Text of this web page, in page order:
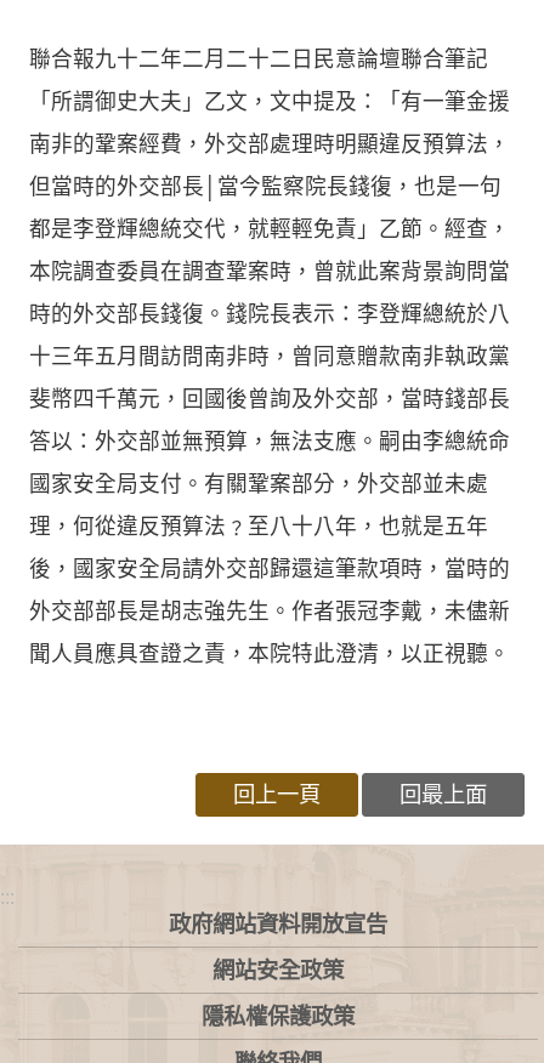
聯合報九十二年二月二十二日民意論壇聯合筆記
「所謂御史大夫」乙文，文中提及：「有一筆金援
南非的鞏案經費，外交部處理時明顯違反預算法，
但當時的外交部長│當今監察院長錢復，也是一句
都是李登輝總統交代，就輕輕免責」乙節。經查，
本院調查委員在調查鞏案時，曾就此案背景詢問當
時的外交部長錢復。錢院長表示：李登輝總統於八
十三年五月間訪問南非時，曾同意贈款南非執政黨
斐幣四千萬元，回國後曾詢及外交部，當時錢部長
答以：外交部並無預算，無法支應。嗣由李總統命
國家安全局支付。有關鞏案部分，外交部並未處
理，何從違反預算法﹖至八十八年，也就是五年
後，國家安全局請外交部歸還這筆款項時，當時的
外交部部長是胡志強先生。作者張冠李戴，未儘新
聞人員應具查證之責，本院特此澄清，以正視聽。
回上一頁 回最上面
:::
政府網站資料開放宣告
網站安全政策
隱私權保護政策